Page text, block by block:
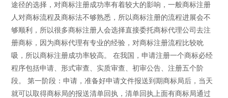
途径的选择，对商标注册成功率有着较大的影响，一般商标注册
人对商标流程及商标法不够熟悉，所以商标注册的流程进展会不
够顺利，所以很多商标注册人会选择直接委托商标代理公司去注
册商标，因为商标代理有专业的经验，对商标注册流程比较吮
吸，所以商标注册成功率较高。 在我国，申请注册一个商标必经
程序包括申请、形式审查、实质审查、初审公告、注册五个阶
段。 第一阶段：申请，准备好申请文件报送到期商标局后，当天
就可以取得商标局的报送清单回执，清单回执上面有商标局通过